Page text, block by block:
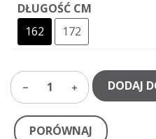
DŁUGOŚĆ CM
162
172
1 DODAJ
PORÓWNAJ